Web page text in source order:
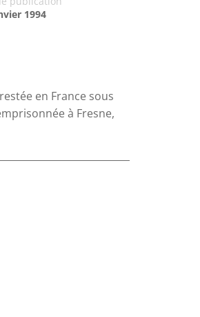
1994
en France sous
à Fresne,